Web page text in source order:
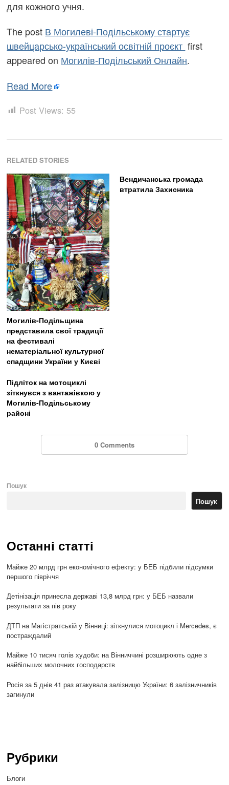
для кожного учня.
The post В Могилеві-Подільському стартує
швейцарсько-український освітній проєкт first
appeared on Могилів-Подільський Онлайн.
Read More
Post Views: 55
RELATED STORIES
Могилів-Подільщина
представила свої традиції
на фестивалі
нематеріальної культурної
спадщини України у Києві
Вендичанська громада
втратила Захисника
Підліток на мотоциклі
зіткнувся з вантажівкою у
Могилів-Подільському
районі
0 Comments
Пошук
Пошук
Останні статті
Майже 20 млрд грн економічного ефекту: у БЕБ підбили підсумки
першого півріччя
Детінізація принесла державі 13,8 млрд грн: у БЕБ назвали
результати за пів року
ДТП на Магістратській у Вінниці: зіткнулися мотоцикл і Mercedes, є
постраждалий
Майже 10 тисяч голів худоби: на Вінниччині розширюють одне з
найбільших молочних господарств
Росія за 5 днів 41 раз атакувала залізницю України: 6 залізничників
загинули
Рубрики
Блоги